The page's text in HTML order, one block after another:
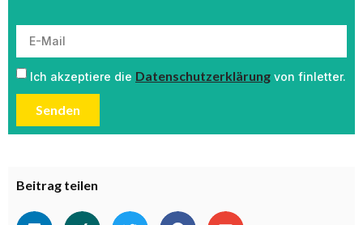
Ich akzeptiere die Datenschutzerklärung von finletter.
Senden
Beitrag teilen